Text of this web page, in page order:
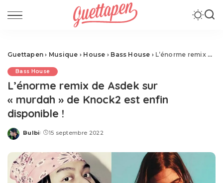
Guettapen › Musique › House › Bass House › L’énorme remix de Asdek sur « murdah » de Knock2 est enfin disponible !
Bass House
L’énorme remix de Asdek sur
« murdah » de Knock2 est enfin
disponible !
Posted
Bulbi 15 septembre 2022